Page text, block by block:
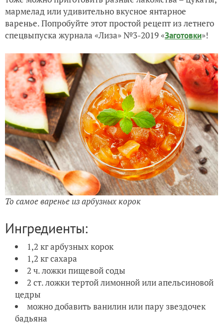
мармелад или удивительно вкусное янтарное
варенье. Попробуйте этот простой рецепт из летнего
спецвыпуска журнала «Лиза» №3-2019 «Заготовки»!
То самое варенье из арбузных корок
Ингредиенты:
1,2 кг арбузных корок
1,2 кг сахара
2 ч. ложки пищевой соды
2 ст. ложки тертой лимонной или апельсиновой
цедры
можно добавить ванилин или пару звездочек
бадьяна